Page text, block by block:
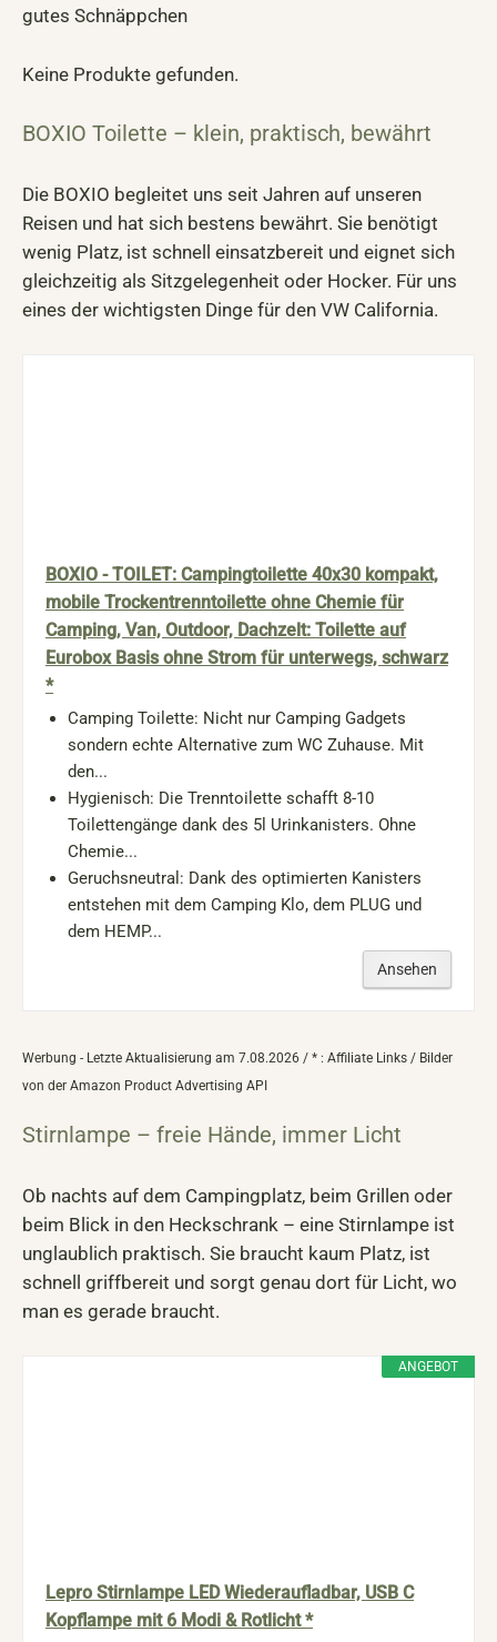
gutes Schnäppchen
Keine Produkte gefunden.
BOXIO Toilette – klein, praktisch, bewährt
Die BOXIO begleitet uns seit Jahren auf unseren
Reisen und hat sich bestens bewährt. Sie benötigt
wenig Platz, ist schnell einsatzbereit und eignet sich
gleichzeitig als Sitzgelegenheit oder Hocker. Für uns
eines der wichtigsten Dinge für den VW California.
BOXIO - TOILET: Campingtoilette 40x30 kompakt,
mobile Trockentrenntoilette ohne Chemie für
Camping, Van, Outdoor, Dachzelt: Toilette auf
Eurobox Basis ohne Strom für unterwegs, schwarz
*
Camping Toilette: Nicht nur Camping Gadgets
sondern echte Alternative zum WC Zuhause. Mit
den...
Hygienisch: Die Trenntoilette schafft 8-10
Toilettengänge dank des 5l Urinkanisters. Ohne
Chemie...
Geruchsneutral: Dank des optimierten Kanisters
entstehen mit dem Camping Klo, dem PLUG und
dem HEMP...
Ansehen
Werbung - Letzte Aktualisierung am 7.08.2026 / * : Affiliate Links / Bilder
von der Amazon Product Advertising API
Stirnlampe – freie Hände, immer Licht
Ob nachts auf dem Campingplatz, beim Grillen oder
beim Blick in den Heckschrank – eine Stirnlampe ist
unglaublich praktisch. Sie braucht kaum Platz, ist
schnell griffbereit und sorgt genau dort für Licht, wo
man es gerade braucht.
ANGEBOT
Lepro Stirnlampe LED Wiederaufladbar, USB C
Kopflampe mit 6 Modi & Rotlicht *